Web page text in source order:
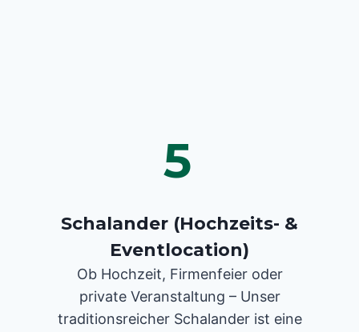
5
Schalander (Hochzeits- &
Eventlocation)
Ob Hochzeit, Firmenfeier oder
private Veranstaltung – Unser
traditionsreicher Schalander ist eine